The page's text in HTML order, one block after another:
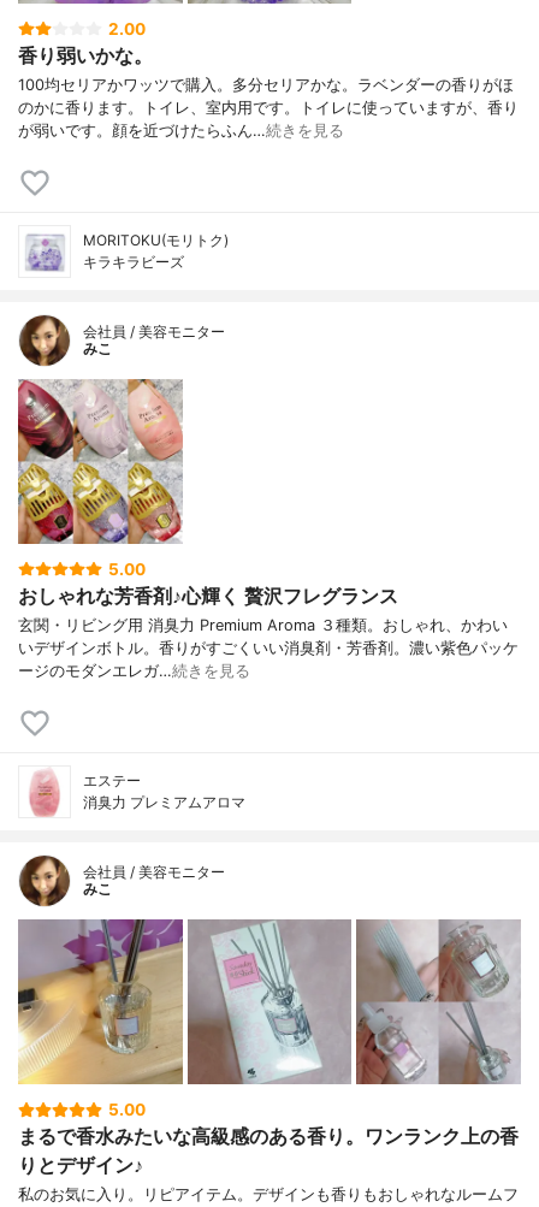
2.00
香り弱いかな。
100均セリアかワッツで購入。多分セリアかな。ラベンダーの香りがほ
のかに香ります。トイレ、室内用です。トイレに使っていますが、香り
が弱いです。顔を近づけたらふん…続きを見る
MORITOKU(モリトク)
キラキラビーズ
会社員 / 美容モニター
みこ
5.00
おしゃれな芳香剤♪心輝く 贅沢フレグランス
玄関・リビング用 消臭力 Premium Aroma ３種類。おしゃれ、かわい
いデザインボトル。香りがすごくいい消臭剤・芳香剤。濃い紫色パッケ
ージのモダンエレガ…続きを見る
エステー
消臭力 プレミアムアロマ
会社員 / 美容モニター
みこ
5.00
まるで香水みたいな高級感のある香り。ワンランク上の香
りとデザイン♪
私のお気に入り。リピアイテム。デザインも香りもおしゃれなルームフ